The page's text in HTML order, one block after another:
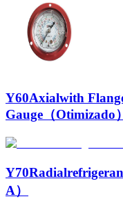
Y60Axialwith
Gauge（Otimizado）
A）